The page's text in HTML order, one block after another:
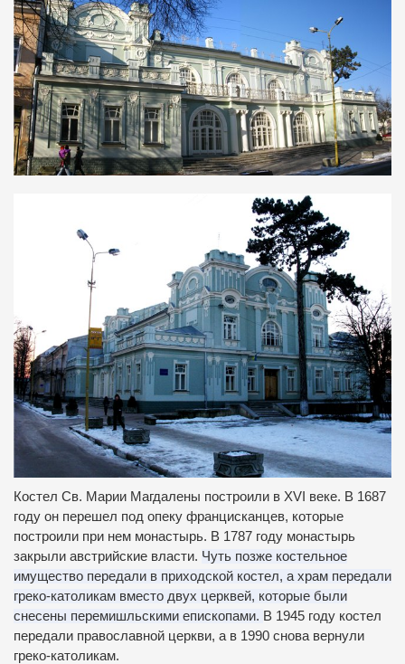
Костел Св. Марии Магдалены построили в XVI веке. В 1687
году он перешел под опеку францисканцев, которые
построили при нем монастырь. В 1787 году монастырь
закрыли австрийские власти. Чуть позже костельное
имущество передали в приходской костел, а храм передали
греко-католикам вместо двух церквей, которые были
снесены перемишльскими епископами. В 1945 году костел
передали православной церкви, а в 1990 снова вернули
греко-католикам.